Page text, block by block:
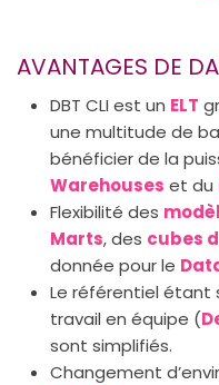
AVANTAGES DE
DBT CLI est un ELT
une multitude de
bénéficier de la
Warehouses et du
Flexibilité des
Marts, des cubes
donnée pour le
Le référentiel étant
travail en équipe (
sont simplifiés.
Changement